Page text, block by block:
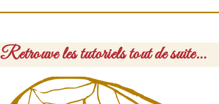
Retrouve les tutoriels tout de suite…